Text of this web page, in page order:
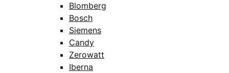
Blomberg
Bosch
Siemens
Candy
Zerowatt
Iberna